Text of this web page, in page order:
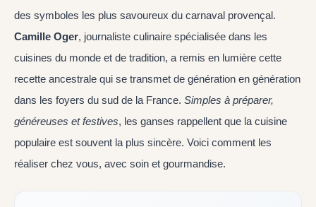
des symboles les plus savoureux du carnaval provençal.
Camille Oger, journaliste culinaire spécialisée dans les
cuisines du monde et de tradition, a remis en lumière cette
recette ancestrale qui se transmet de génération en génération
dans les foyers du sud de la France. Simples à préparer,
généreuses et festives, les ganses rappellent que la cuisine
populaire est souvent la plus sincère. Voici comment les
réaliser chez vous, avec soin et gourmandise.